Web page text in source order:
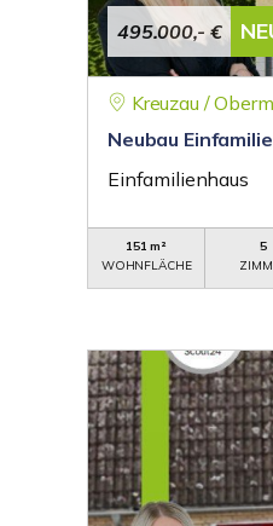
495.000,- €
Kreuzau /
Neubau
Einfamilienhaus
151 m²
WOHNFLÄCHE
5